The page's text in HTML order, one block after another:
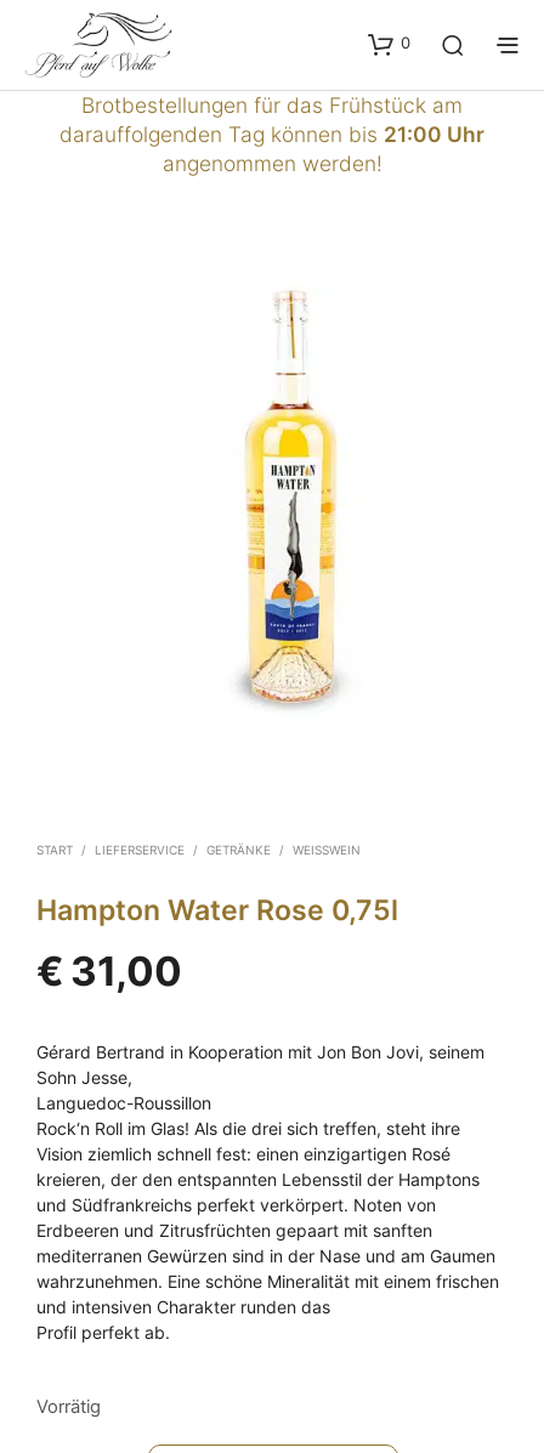
0
Brotbestellungen für das Frühstück am
darauffolgenden Tag können bis 21:00 Uhr
angenommen werden!
START / LIEFERSERVICE / GETRÄNKE / WEISSWEIN
Hampton Water Rose 0,75l
€ 31,00
Gérard Bertrand in Kooperation mit Jon Bon Jovi, seinem
Sohn Jesse,
Languedoc-Roussillon
Rock‘n Roll im Glas! Als die drei sich treffen, steht ihre
Vision ziemlich schnell fest: einen einzigartigen Rosé
kreieren, der den entspannten Lebensstil der Hamptons
und Südfrankreichs perfekt verkörpert. Noten von
Erdbeeren und Zitrusfrüchten gepaart mit sanften
mediterranen Gewürzen sind in der Nase und am Gaumen
wahrzunehmen. Eine schöne Mineralität mit einem frischen
und intensiven Charakter runden das
Profil perfekt ab.
Vorrätig